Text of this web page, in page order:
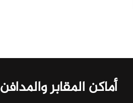
أماكن المقابر والمدافن